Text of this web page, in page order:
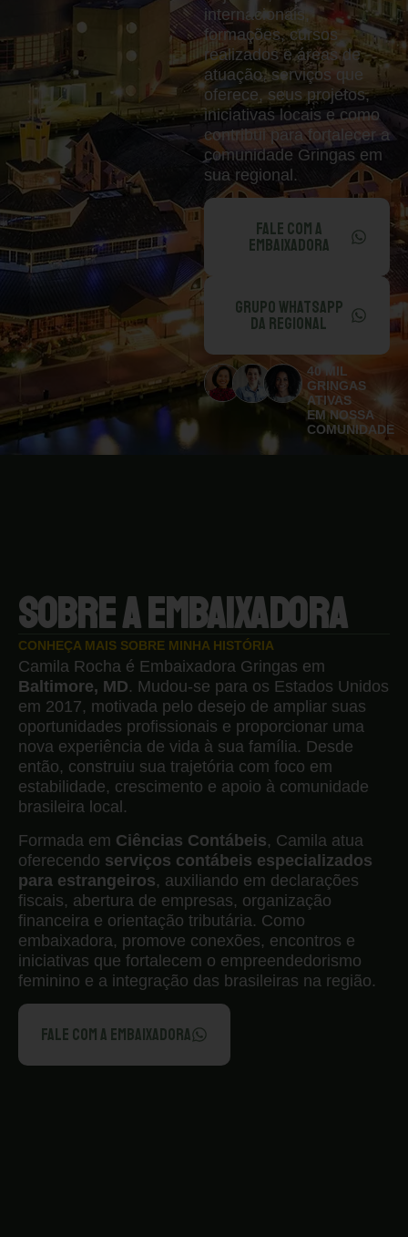
internacionais,
formações, cursos
realizados e áreas de
atuação, serviços que
oferece, seus projetos,
iniciativas locais e como
contribui para fortalecer a
comunidade Gringas em
sua regional.
FALE COM A
EMBAIXADORA
GRUPO WHATSAPP
DA REGIONAL
40 MIL
GRINGAS
ATIVAS
EM NOSSA
COMUNIDADE
SOBRE A EMBAIXADORA
CONHEÇA MAIS SOBRE MINHA HISTÓRIA
Camila Rocha é Embaixadora Gringas em
Baltimore, MD. Mudou-se para os Estados Unidos
em 2017, motivada pelo desejo de ampliar suas
oportunidades profissionais e proporcionar uma
nova experiência de vida à sua família. Desde
então, construiu sua trajetória com foco em
estabilidade, crescimento e apoio à comunidade
brasileira local.
Formada em Ciências Contábeis, Camila atua
oferecendo serviços contábeis especializados
para estrangeiros, auxiliando em declarações
fiscais, abertura de empresas, organização
financeira e orientação tributária. Como
embaixadora, promove conexões, encontros e
iniciativas que fortalecem o empreendedorismo
feminino e a integração das brasileiras na região.
FALE COM A EMBAIXADORA